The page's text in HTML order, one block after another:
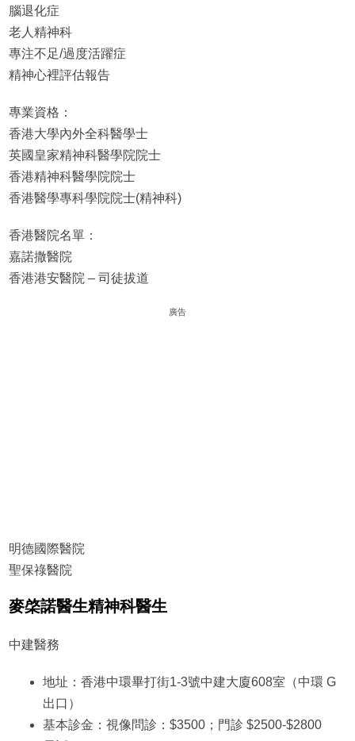
腦退化症
老人精神科
專注不足/過度活躍症
精神心裡評估報告
專業資格：
香港大學內外全科醫學士
英國皇家精神科醫學院院士
香港精神科醫學院院士
香港醫學專科學院院士(精神科)
香港醫院名單：
嘉諾撒醫院
香港港安醫院 – 司徒拔道
廣告
明德國際醫院
聖保祿醫院
麥棨諾醫生精神科醫生
中建醫務
地址：香港中環畢打街1-3號中建大廈608室（中環 G
出口）
基本診金：視像問診：$3500；門診 $2500-$2800